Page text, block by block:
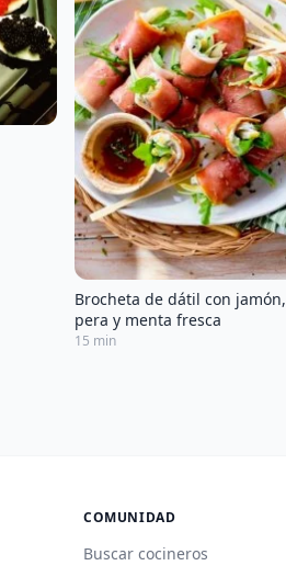
Brocheta de dátil con jamón,
pera y menta fresca
15 min
COMUNIDAD
Buscar cocineros